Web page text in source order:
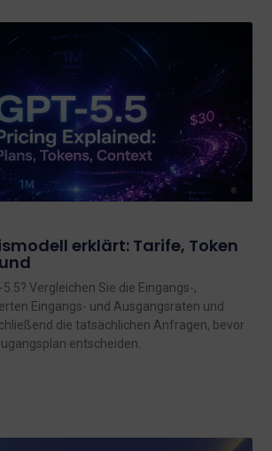
erklärt: Tarife, Token
5.5? Vergleichen Sie die Eingangs-,
Eingangs- und Ausgangsraten und
die tatsächlichen Anfragen, bevor
entscheiden.